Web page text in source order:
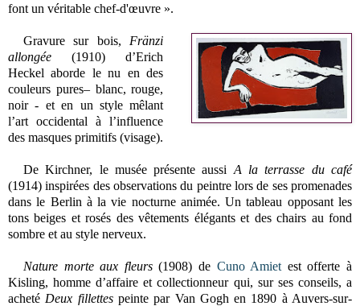
font un véritable chef-d'œuvre ».
Gravure sur bois, Fränzi
allongée(1910) d’Erich
Heckel aborde le nu en des
couleurs pures– blanc, rouge,
noir - et en un style mêlant
l’art occidental à l’influence
des masques primitifs (visage).
De Kirchner, le musée présente aussi A la terrasse du café
(1914) inspirées des observations du peintre lors de ses promenades
dans le Berlin à la vie nocturne animée. Un tableau opposant les
tons beiges et rosés des vêtements élégants et des chairs au fond
sombre et au style nerveux.
Nature morte aux fleurs(1908) de Cuno Amiet est offerte à
Kisling, homme d’affaire et collectionneur qui, sur ses conseils, a
acheté Deux fillettespeinte par Van Gogh en 1890 à Auvers-sur-